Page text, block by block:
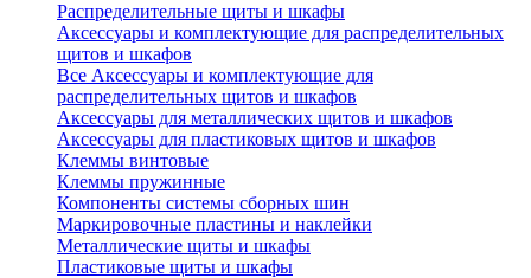
Распределительные щиты и шкафы
Аксессуары и комплектующие для распределительных
щитов и шкафов
Все Аксессуары и комплектующие для
распределительных щитов и шкафов
Аксессуары для металлических щитов и шкафов
Аксессуары для пластиковых щитов и шкафов
Клеммы винтовые
Клеммы пружинные
Компоненты системы сборных шин
Маркировочные пластины и наклейки
Металлические щиты и шкафы
Пластиковые щиты и шкафы